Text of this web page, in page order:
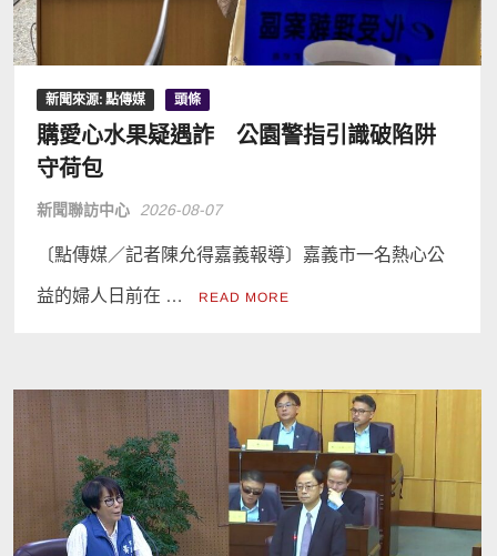
新聞來源: 點傳媒 頭條
購愛心水果疑遇詐 公園警指引識破陷阱
守荷包
新聞聯訪中心 2026-08-07
〔點傳媒／記者陳允得嘉義報導〕嘉義市一名熱心公
益的婦人日前在 … READ MORE